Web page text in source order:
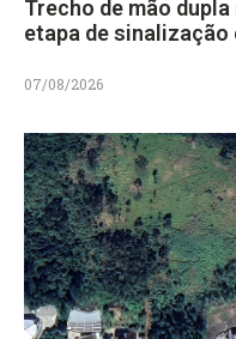
Trecho de mão
etapa de
07/08/2026